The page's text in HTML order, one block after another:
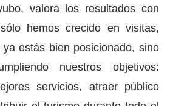
valora los resultados con
hemos crecido en visitas,
estás bien posicionado, sino
nuestros objetivos:
servicios, atraer público